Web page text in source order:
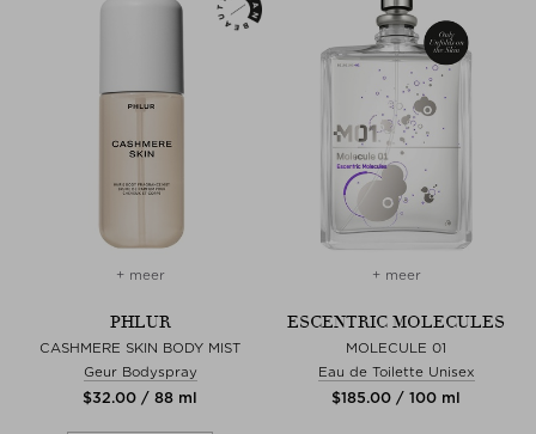
+ meer
PHLUR
CASHMERE SKIN BODY MIST
Geur Bodyspray
$‌32.00 / 88 ml
+ meer
ESCENTRIC MOLECULES
MOLECULE 01
Eau de Toilette Unisex
$‌185.00 / 100 ml